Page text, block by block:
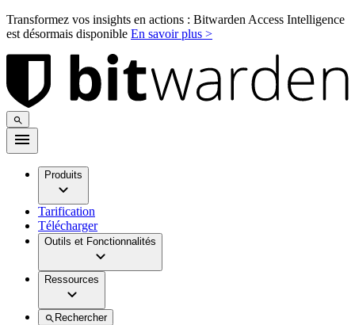
Transformez vos insights en actions : Bitwarden Access Intelligence
est désormais disponible En savoir plus >
Produits
Tarification
Télécharger
Outils et Fonctionnalités
Ressources
Rechercher